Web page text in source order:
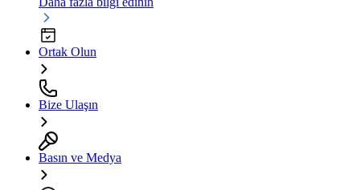
Ortak Olun
Bize Ulaşın
Basın ve Medya